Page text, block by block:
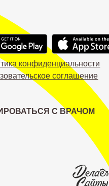
конфиденциальности
соглашение
С ВРАЧОМ